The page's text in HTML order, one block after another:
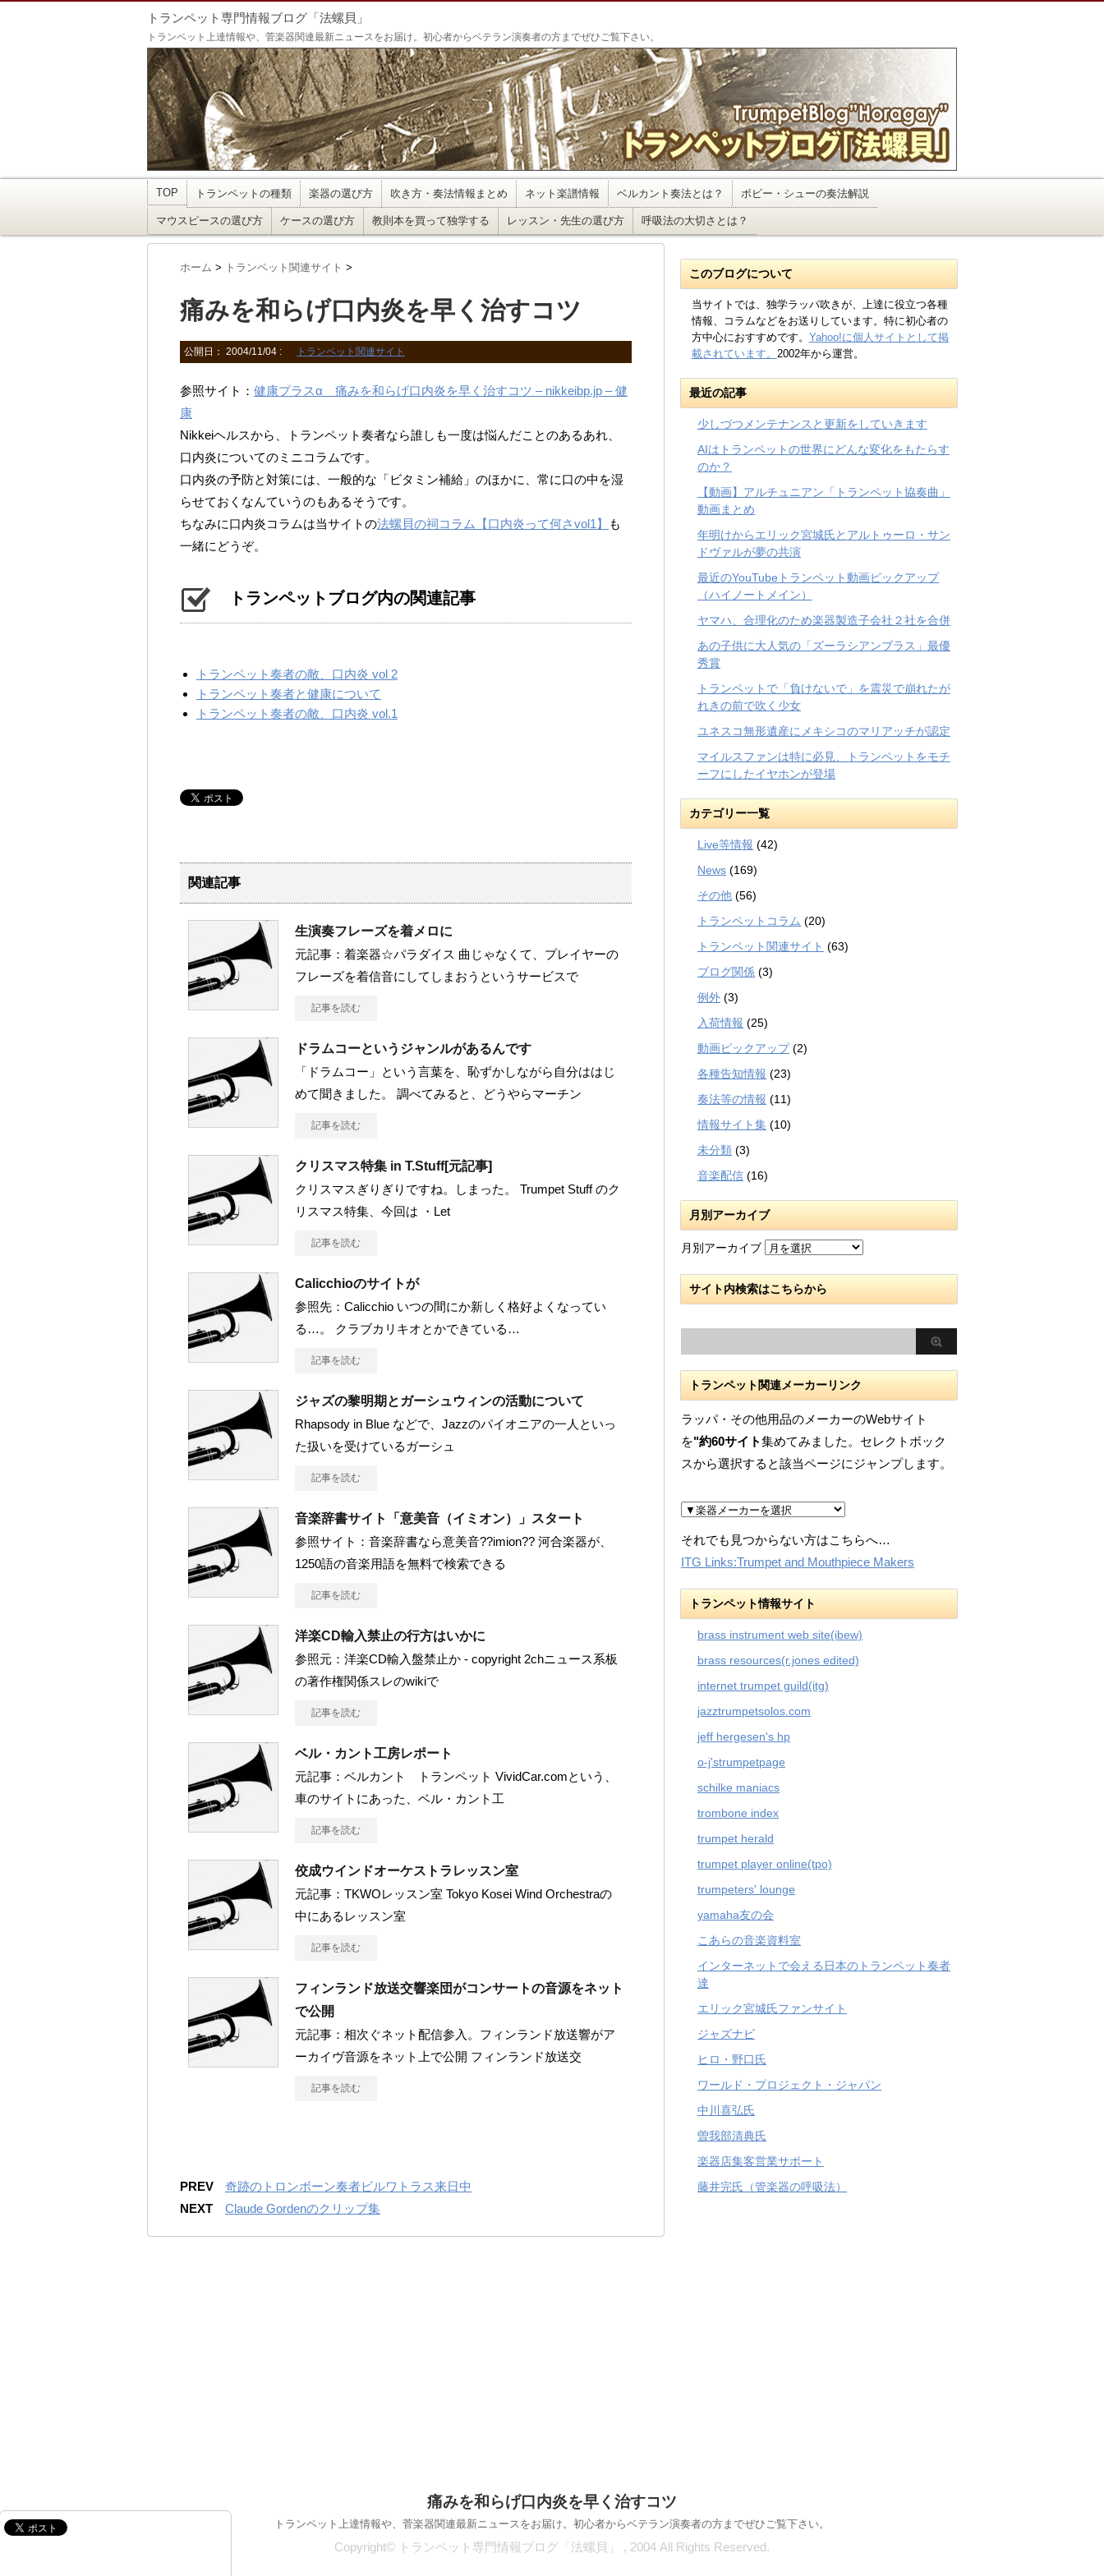
トランペット専門情報ブログ「法螺貝」
トランペット上達情報や、菅楽器関連最新ニュースをお届け。初心者からベテラン演奏者の方までぜひご覧下さい。
TOP トランペットの種類 楽器の選び方 吹き方・奏法情報まとめ ネット楽譜情報 ベルカント奏法とは？ ボビー・シューの奏法解説
マウスピースの選び方 ケースの選び方 教則本を買って独学する レッスン・先生の選び方 呼吸法の大切さとは？
ホーム > トランペット関連サイト >
痛みを和らげ口内炎を早く治すコツ
公開日： 2004/11/04 : トランペット関連サイト
参照サイト： 健康プラスα 痛みを和らげ口内炎を早く治すコツ – nikkeibp.jp – 健
康
Nikkeiヘルスから、トランペット奏者なら誰しも一度は悩んだことのあるあれ、
口内炎についてのミニコラムです。
口内炎の予防と対策には、一般的な「ビタミン補給」のほかに、常に口の中を湿
らせておくなんていうのもあるそうです。
ちなみに口内炎コラムは当サイトの法螺貝の祠コラム【口内炎って何さvol1】
も
一緒にどうぞ。
トランペットブログ内の関連記事
トランペット奏者の敵、口内炎 vol 2
トランペット奏者と健康について
トランペット奏者の敵、口内炎 vol.1
関連記事
生演奏フレーズを着メロに
元記事：着楽器☆パラダイス 曲じゃなくて、プレイヤーの
フレーズを着信音にしてしまおうというサービスで
記事を読む
ドラムコーというジャンルがあるんです
「ドラムコー」という言葉を、恥ずかしながら自分ははじ
めて聞きました。 調べてみると、どうやらマーチン
記事を読む
クリスマス特集 in T.Stuff[元記事]
クリスマスぎりぎりですね。しまった。 Trumpet Stuff のク
リスマス特集、今回は ・Let
記事を読む
Calicchioのサイトが
参照先：Calicchio いつの間にか新しく格好よくなってい
る…。 クラブカリキオとかできている…
記事を読む
ジャズの黎明期とガーシュウィンの活動について
Rhapsody in Blue などで、Jazzのパイオニアの一人といっ
た扱いを受けているガーシュ
記事を読む
音楽辞書サイト「意美音（イミオン）」スタート
参照サイト：音楽辞書なら意美音??imion?? 河合楽器が、
1250語の音楽用語を無料で検索できる
記事を読む
洋楽CD輸入禁止の行方はいかに
参照元：洋楽CD輸入盤禁止か - copyright 2chニュース系板
の著作権関係スレのwikiで
記事を読む
ベル・カント工房レポート
元記事：ベルカント トランペット VividCar.comという、
車のサイトにあった、ベル・カント工
記事を読む
佼成ウインドオーケストラレッスン室
元記事：TKWOレッスン室 Tokyo Kosei Wind Orchestraの
中にあるレッスン室
記事を読む
フィンランド放送交響楽団がコンサートの音源をネット
で公開
元記事：相次ぐネット配信参入。フィンランド放送響がア
ーカイヴ音源をネット上で公開 フィンランド放送交
記事を読む
PREV
奇跡のトロンボーン奏者ビルワトラス来日中
NEXT
Claude Gordenのクリップ集
このブログについて
当サイトでは、独学ラッパ吹きが、上達に役立つ各種
情報、コラムなどをお送りしています。特に初心者の
方中心におすすめです。
Yahoo!に個人サイトとして掲
載されています。 2002年から運営。
最近の記事
少しづつメンテナンスと更新をしていきます
AIはトランペットの世界にどんな変化をもたらす
のか？
【動画】アルチュニアン「トランペット協奏曲」
動画まとめ
年明けからエリック宮城氏とアルトゥーロ・サン
ドヴァルが夢の共演
最近のYouTubeトランペット動画ピックアップ
（ハイノートメイン）
ヤマハ、合理化のため楽器製造子会社２社を合併
あの子供に大人気の「ズーラシアンブラス」最優
秀賞
トランペットで「負けないで」を震災で崩れたが
れきの前で吹く少女
ユネスコ無形遺産にメキシコのマリアッチが認定
マイルスファンは特に必見、トランペットをモチ
ーフにしたイヤホンが登場
カテゴリー一覧
Live等情報 (42)
News (169)
その他 (56)
トランペットコラム (20)
トランペット関連サイト (63)
ブログ関係 (3)
例外 (3)
入荷情報 (25)
動画ピックアップ(2)
各種告知情報 (23)
奏法等の情報 (11)
情報サイト集 (10)
未分類 (3)
音楽配信 (16)
月別アーカイブ
月別アーカイブ
サイト内検索はこちらから
トランペット関連メーカーリンク
ラッパ・その他用品のメーカーのWebサイト
を"約60サイト集めてみました。セレクトボック
スから選択すると該当ページにジャンプします。
それでも見つからない方はこちらへ…
ITG Links:Trumpet and Mouthpiece Makers
トランペット情報サイト
brass instrument web site(ibew)
brass resources(r.jones edited)
internet trumpet guild(itg)
jazztrumpetsolos.com
jeff hergesen's hp
o-j'strumpetpage
schilke maniacs
trombone index
trumpet herald
trumpet player online(tpo)
trumpeters' lounge
yamaha友の会
こあらの音楽資料室
インターネットで会える日本のトランペット奏者
達
エリック宮城氏ファンサイト
ジャズナビ
ヒロ・野口氏
ワールド・プロジェクト・ジャパン
中川喜弘氏
曽我部清典氏
楽器店集客営業サポート
藤井完氏（管楽器の呼吸法）
痛みを和らげ口内炎を早く治すコツ
トランペット上達情報や、菅楽器関連最新ニュースをお届け。初心者からベテラン演奏者の方までぜひご覧下さい。
Copyright© トランペット専門情報ブログ「法螺貝」 , 2004 All Rights Reserved.